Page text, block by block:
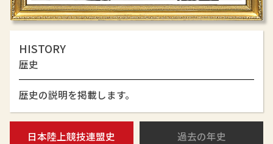
HISTORY
歴史
歴史の説明を掲載します。
日本陸上競技連盟史 過去の年史